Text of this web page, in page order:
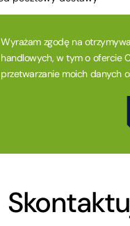
Wyrażam zgodę na
handlowych, w tym o ofercie
przetwarzanie moich danych